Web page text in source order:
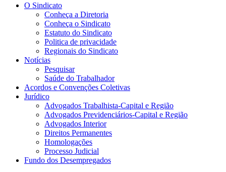
O Sindicato
Conheça a Diretoria
Conheça o Sindicato
Estatuto do Sindicato
Politica de privacidade
Regionais do Sindicato
Notícias
Pesquisar
Saúde do Trabalhador
Acordos e Convenções Coletivas
Jurídico
Advogados Trabalhista-Capital e Região
Advogados Previdenciários-Capital e Região
Advogados Interior
Direitos Permanentes
Homologações
Processo Judicial
Fundo dos Desempregados